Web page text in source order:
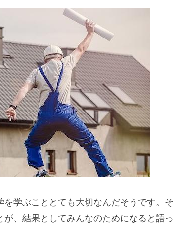
学ぶこととても大切なんだそうです。そ
、結果としてみんなのためになると語っ